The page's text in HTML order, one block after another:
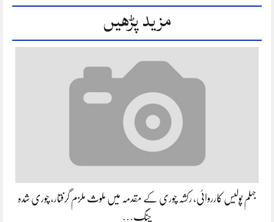
مزید پڑھیں
جہلم پولیس کارروائی، رکشہ چوری کے مقدمہ میں ملوث ملزم گرفتار، چوری شدہ
چنگ…